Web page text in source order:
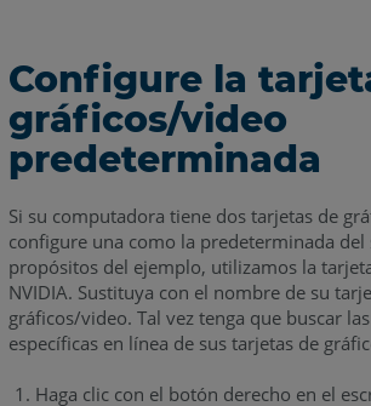
Configure la
gráficos/video
predeterminada
Si su computadora tiene dos tarjetas de
configure una como la predeterminada del
propósitos del ejemplo, utilizamos la
NVIDIA. Sustituya con el nombre de su
gráficos/video. Tal vez tenga que buscar
específicas en línea de sus tarjetas de
Haga clic con el botón derecho en el